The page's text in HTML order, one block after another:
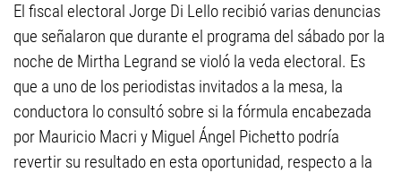
El fiscal electoral Jorge Di Lello recibió varias denuncias
que señalaron que durante el programa del sábado por la
noche de Mirtha Legrand se violó la veda electoral. Es
que a uno de los periodistas invitados a la mesa, la
conductora lo consultó sobre si la fórmula encabezada
por Mauricio Macri y Miguel Ángel Pichetto podría
revertir su resultado en esta oportunidad, respecto a la